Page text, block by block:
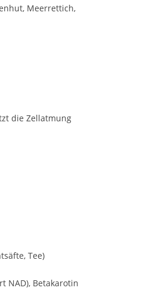
Meerrettich,
die Zellatmung
Tee)
NAD), Betakarotin